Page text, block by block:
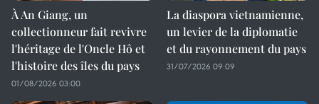
À An Giang, un
collectionneur fait revivre
l'héritage de l'Oncle Hô et
l'histoire des îles du pays
01/08/2026 03:00
La diaspora vietnamienne,
un levier de la diplomatie
et du rayonnement du pays
31/07/2026 09:09